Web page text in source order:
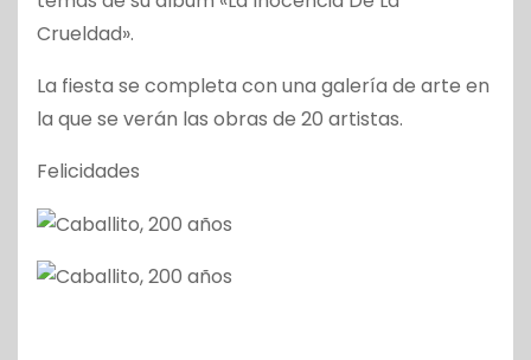
Crueldad».
La fiesta se completa con una galería de arte en
la que se verán las obras de 20 artistas.
Felicidades